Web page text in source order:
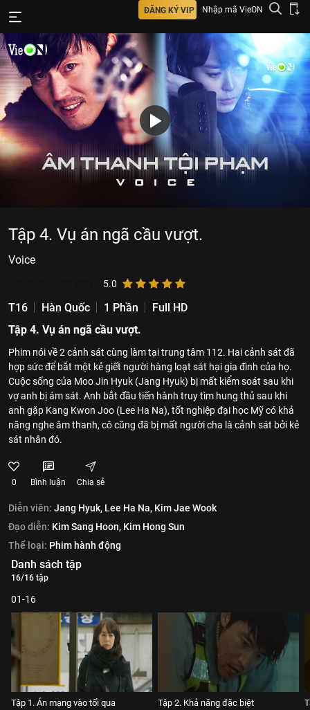
ĐĂNG KÝ VIP Nhập mã VieON
Tập 4. Vụ án ngã cầu vượt.
Voice
5.0
T16 Hàn Quốc 1 Phần
Full HD
Tập 4. Vụ án ngã cầu vượt.
Phim nói về 2 cảnh sát cùng làm tại trung tâm 112. Hai cảnh sát đã
hợp sức để bắt một kẻ giết người hàng loạt sát hại gia đình của họ.
Cuộc sống của Moo Jin Hyuk (Jang Hyuk) bị mất kiểm soát sau khi
vợ anh bị ám sát. Anh bắt đầu tiến hành truy tìm hung thủ sau khi
anh gặp Kang Kwon Joo (Lee Ha Na), tốt nghiệp đại học Mỹ có khả
năng nghe âm thanh, cô cũng đã bị mất người cha là cảnh sát bởi kẻ
sát nhân đó.
0 Bình luận Chia sẻ
Diễn viên: Jang Hyuk, Lee Ha Na, Kim Jae Wook
Đạo diễn: Kim Sang Hoon, Kim Hong Sun
Thể loại: Phim hành động
Danh sách tập
16/16 tập
01-16
Tập 1. Án mạng vào tối qua Tập 2. Khả năng đặc biệt